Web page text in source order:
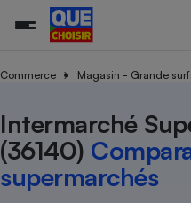
Commerce Magasin - Grande
Intermarché
(36140)
supermarchés
Toutes les actualités
Enquêtes
Guides d'achat
Tous les services
Tous nos combats
Nos actions
Nos grandes victoires
L’association
Nos missions
Notre méthodologie